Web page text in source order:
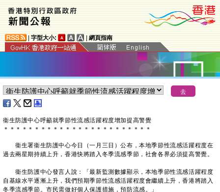
字型大小: 網頁指南
衞生防護中心呼籲就季節性流感活躍程度增加提高警覺
＊ ＊ ＊ ＊ ＊ ＊ ＊ ＊ ＊ ＊ ＊ ＊ ＊ ＊ ＊ ＊ ＊ ＊ ＊ ＊ ＊ ＊ ＊ ＊
衞生署衞生防護中心今日（一月三日）公布，本地季節性流感活躍程度在
過去兩星期持續上升，香港快將踏入冬季流感季節，社會各界必須提高警覺。
衞生防護中心發言人說：「最新監測數據顯示，本地季節性流感活躍程度
自基線水平逐漸上升，我們預期季節性流感活躍程度會繼續上升，香港將踏入
冬季流感季節。市民需做好個人保護措施，預防流感。」